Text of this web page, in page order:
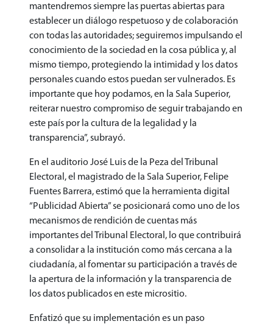
mantendremos siempre las puertas abiertas para
establecer un diálogo respetuoso y de colaboración
con todas las autoridades; seguiremos impulsando el
conocimiento de la sociedad en la cosa pública y, al
mismo tiempo, protegiendo la intimidad y los datos
personales cuando estos puedan ser vulnerados. Es
importante que hoy podamos, en la Sala Superior,
reiterar nuestro compromiso de seguir trabajando en
este país por la cultura de la legalidad y la
transparencia”, subrayó.
En el auditorio José Luis de la Peza del Tribunal
Electoral, el magistrado de la Sala Superior, Felipe
Fuentes Barrera, estimó que la herramienta digital
“Publicidad Abierta” se posicionará como uno de los
mecanismos de rendición de cuentas más
importantes del Tribunal Electoral, lo que contribuirá
a consolidar a la institución como más cercana a la
ciudadanía, al fomentar su participación a través de
la apertura de la información y la transparencia de
los datos publicados en este micrositio.
Enfatizó que su implementación es un paso